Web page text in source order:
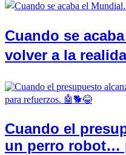
Cuando se
volver a la
Cuando el
un perro robot…